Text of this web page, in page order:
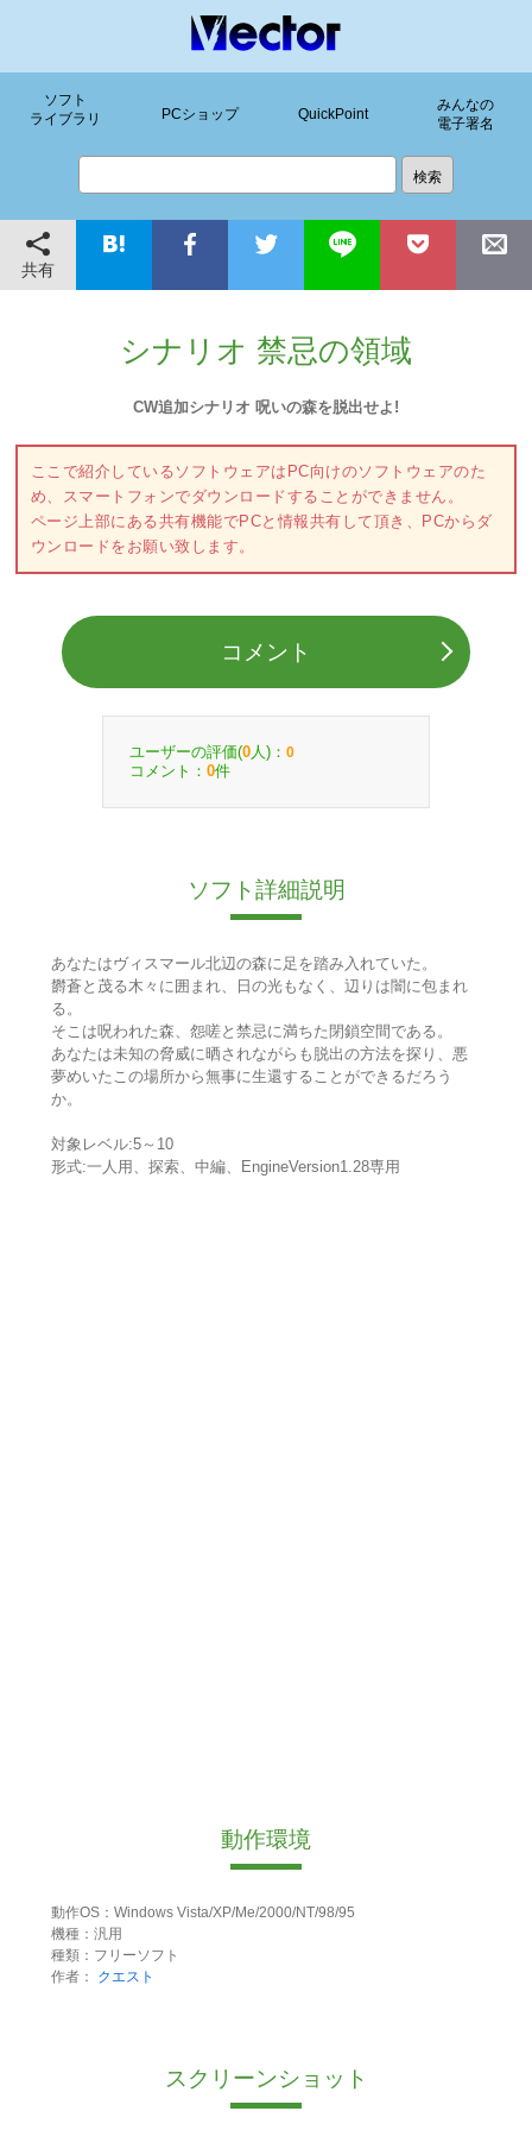
ソフト
ライブラリ
PCショップ QuickPoint
みんなの
電子署名
共有
シナリオ 禁忌の領域
CW追加シナリオ 呪いの森を脱出せよ!
ここで紹介しているソフトウェアはPC向けのソフトウェアのた
め、スマートフォンでダウンロードすることができません。
ページ上部にある共有機能でPCと情報共有して頂き、PCからダ
ウンロードをお願い致します。
コメント
ユーザーの評価(0 人)： 0
コメント： 0件
ソフト詳細説明
あなたはヴィスマール北辺の森に足を踏み入れていた。
欝蒼と茂る木々に囲まれ、日の光もなく、辺りは闇に包まれ
る。
そこは呪われた森、怨嗟と禁忌に満ちた閉鎖空間である。
あなたは未知の脅威に晒されながらも脱出の方法を探り、悪
夢めいたこの場所から無事に生還することができるだろう
か。
対象レベル:5～10
形式:一人用、探索、中編、EngineVersion1.28専用
動作環境
動作OS：Windows Vista/XP/Me/2000/NT/98/95
機種：汎用
種類：フリーソフト
作者：
クエスト
スクリーンショット